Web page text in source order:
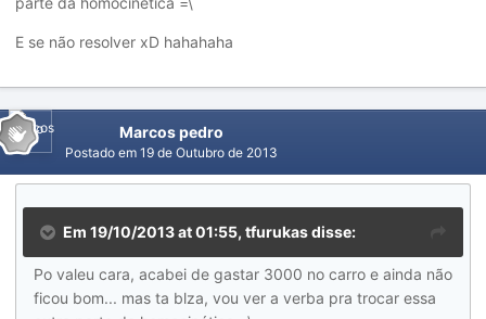
E se não resolver xD hahahaha
Marcos pedro
Postado em 19 de Outubro de 2013
Em 19/10/2013 at 01:55, tfurukas disse:
Po valeu cara, acabei de gastar 3000 no carro e ainda não
ficou bom... mas ta blza, vou ver a verba pra trocar essa